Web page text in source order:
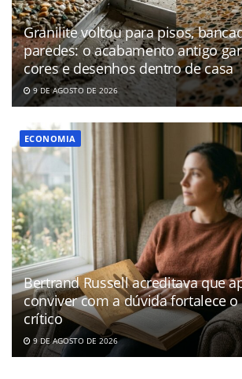
Granilite voltou para pisos,
paredes: o acabamento antigo
cores e desenhos dentro de casa
9 DE AGOSTO DE 2026
ECONOMIA
Bertrand Russell acreditava que
conviver com a dúvida fortalece
crítico
9 DE AGOSTO DE 2026